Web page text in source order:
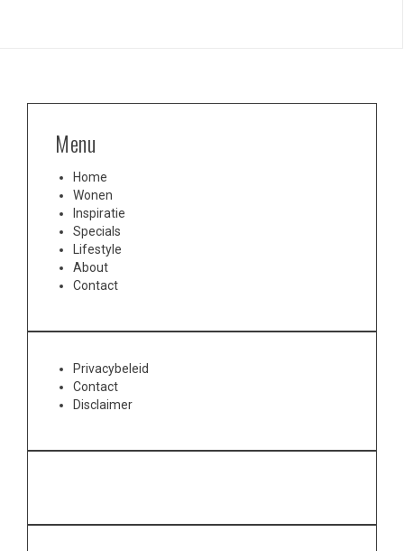
Menu
Home
Wonen
Inspiratie
Specials
Lifestyle
About
Contact
Privacybeleid
Contact
Disclaimer